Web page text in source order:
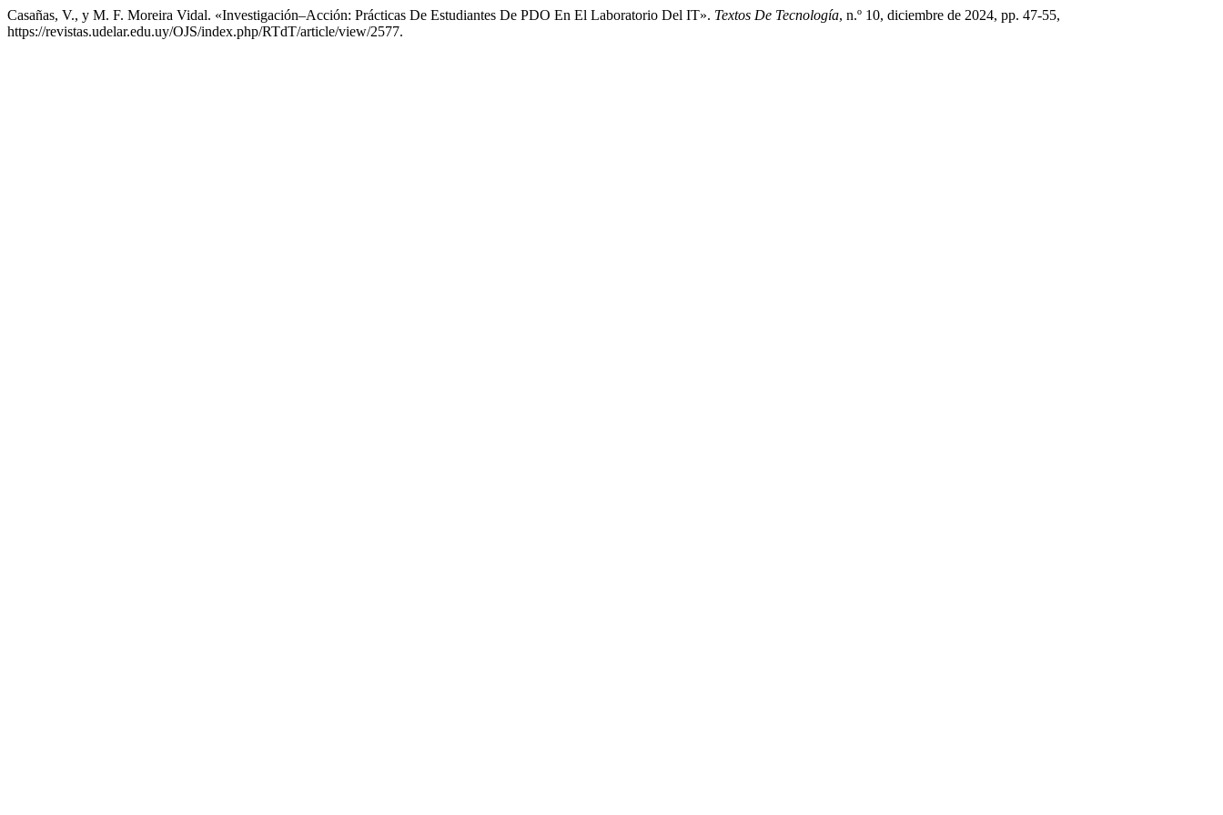
Casañas, V., y M. F. Moreira Vidal. «Investigación–Acción: Prácticas De Estudiantes De PDO En El Laboratorio Del IT». Textos De Tecnología, n.º 10, diciembre de 2024, pp. 47-55,
https://revistas.udelar.edu.uy/OJS/index.php/RTdT/article/view/2577.